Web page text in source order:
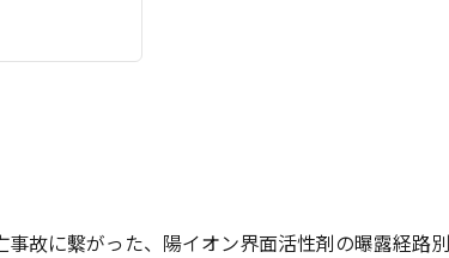
故に繫がった、陽イオン界面活性剤の曝露経路